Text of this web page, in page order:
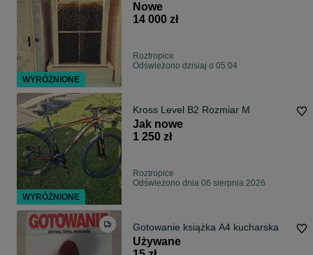
Nowe
14 000 zł
Roztropice
Odświeżono dzisiaj o 05:04
Kross Level B2 Rozmiar M
Jak nowe
1 250 zł
Roztropice
Odświeżono dnia 06 sierpnia 2026
Gotowanie książka A4 kucharska
Używane
WYRÓŻNIONE
WYRÓŻNIONE